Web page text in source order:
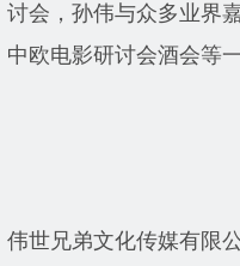
讨会，孙伟与众多业界
中欧电影研讨会酒会等
伟世兄弟文化传媒有限